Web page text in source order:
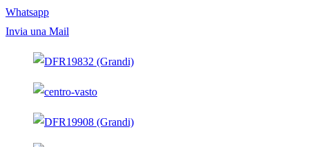
Whatsapp
Invia una Mail